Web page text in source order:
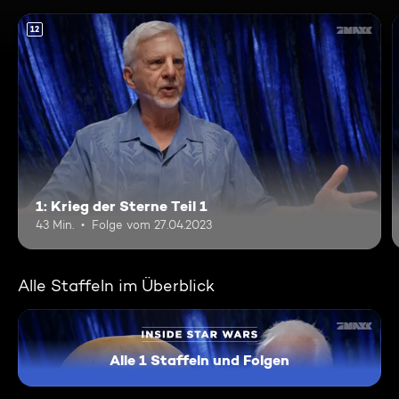
12
1: Krieg der Sterne Teil 1
43 Min. Folge vom 27.04.2023
Alle Staffeln im Überblick
Alle 1 Staffeln und Folgen